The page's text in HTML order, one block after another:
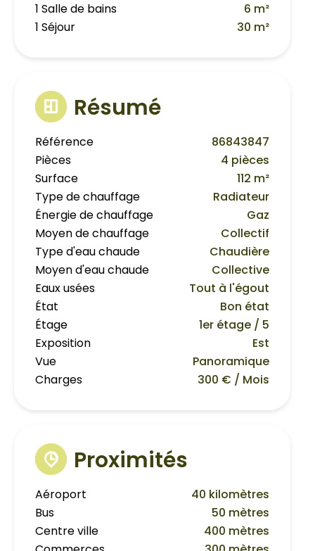
1 Salle de bains
6 m²
1 Séjour
30 m²
Résumé
Référence
86843847
Pièces
4 pièces
Surface
112 m²
Type de chauffage
Radiateur
Énergie de chauffage
Gaz
Moyen de chauffage
Collectif
Type d'eau chaude
Chaudière
Moyen d'eau chaude
Collective
Eaux usées
Tout à l'égout
État
Bon état
Étage
1er étage / 5
Exposition
Est
Vue
Panoramique
Charges
300 € / Mois
Proximités
Aéroport
40 kilomètres
Bus
50 mètres
Centre ville
400 mètres